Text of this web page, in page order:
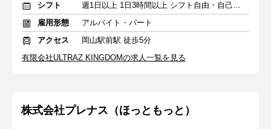
シフト
週1日以上 1日3時間以上 シフト自由・自己申告
雇用形態
アルバイト・パート
アクセス
岡山駅前駅 徒歩5分
有限会社ULTRAZ KINGDOMの求人一覧を見る
株式会社プレナス（ほっともっと）